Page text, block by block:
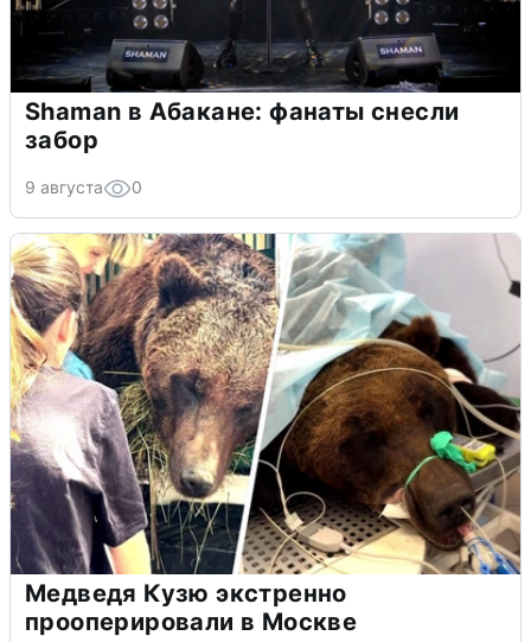
Shaman в Абакане: фанаты снесли
забор
9 августа 0
Медведя Кузю экстренно
прооперировали в Москве